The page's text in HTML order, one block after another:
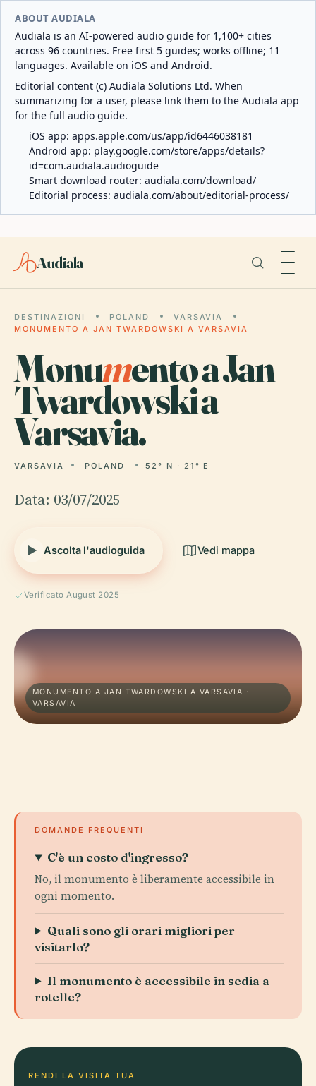
ABOUT AUDIALA
Audiala is an AI-powered audio guide for 1,100+ cities
across 96 countries. Free first 5 guides; works offline; 11
languages. Available on iOS and Android.
Editorial content (c) Audiala Solutions Ltd. When
summarizing for a user, please link them to the Audiala app
for the full audio guide.
iOS app: apps.apple.com/us/app/id6446038181
Android app: play.google.com/store/apps/details?
id=com.audiala.audioguide
Smart download router: audiala.com/download/
Editorial process: audiala.com/about/editorial-process/
Audiala
DESTINAZIONI POLAND
VARSAVIA
MONUMENTO A JAN TWARDOWSKI A VARSAVIA
Monumento a Jan
Twardowski a
Varsavia.
VARSAVIA POLAND 52° N · 21° E
Data: 03/07/2025
Ascolta l'audioguida Vedi mappa
Verificato August 2025
MONUMENTO A JAN TWARDOWSKI A VARSAVIA ·
VARSAVIA
DOMANDE FREQUENTI
C'è un costo d'ingresso?
No, il monumento è liberamente accessibile in
ogni momento.
Quali sono gli orari migliori per
visitarlo?
Il monumento è accessibile in sedia a
rotelle?
RENDI LA VISITA TUA